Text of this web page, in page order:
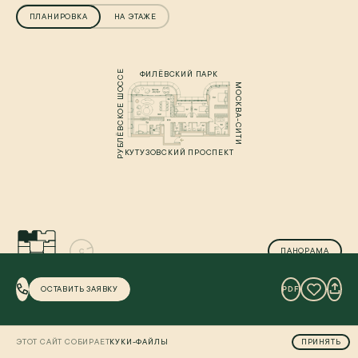
ПЛАНИРОВКА НА ЭТАЖЕ
ФИЛЁВСКИЙ ПАРК
МОСКВА-СИТИ
КУТУЗОВСКИЙ ПРОСПЕКТ
РУБЛЁВСКОЕ ШОССЕ
ПАНОРАМА
ОСТАВИТЬ ЗАЯВКУ PDF
ЭТОТ САЙТ СОБИРАЕТКУКИ-ФАЙЛЫ ПРИНЯТЬ